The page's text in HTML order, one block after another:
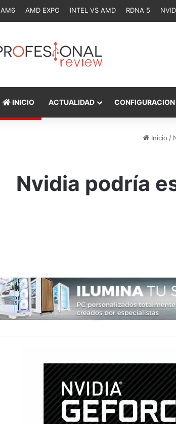
AM6 AMD EXPO INTEL VS AMD RDNA 5
INICIO ACTUALIDAD CONFIGURACION
Inicio /
Nvidia podría